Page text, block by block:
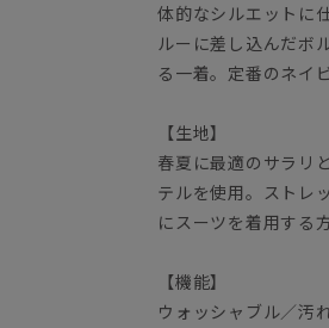
体的なシルエットに
ルーに差し込んだボ
る一着。定番のネイ
【生地】
春夏に最適のサラリ
テルを使用。ストレ
にスーツを着用する
【機能】
ウォッシャブル／汚